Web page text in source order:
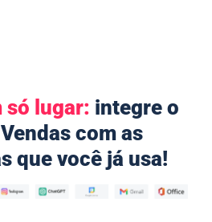
só lugar: integre o
com as
que você já usa!